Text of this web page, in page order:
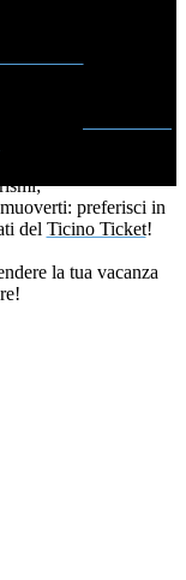
fino alle capanne
preferisci in
del Ticino Ticket!
la tua vacanza